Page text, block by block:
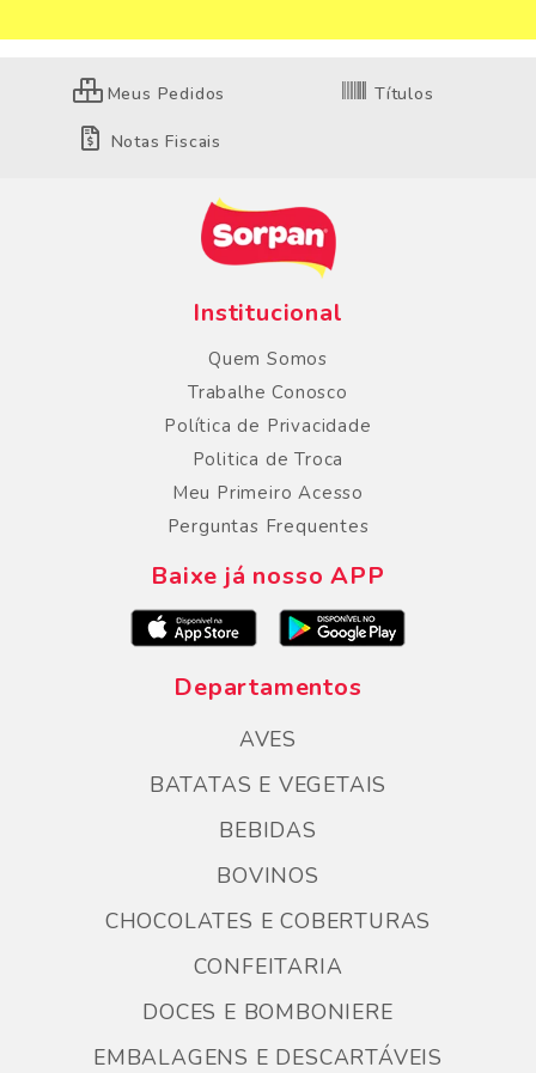
Meus Pedidos Títulos
Notas Fiscais
Institucional
Quem Somos
Trabalhe Conosco
Política de Privacidade
Politica de Troca
Meu Primeiro Acesso
Perguntas Frequentes
Baixe já nosso APP
Departamentos
AVES
BATATAS E VEGETAIS
BEBIDAS
BOVINOS
CHOCOLATES E COBERTURAS
CONFEITARIA
DOCES E BOMBONIERE
EMBALAGENS E DESCARTÁVEIS